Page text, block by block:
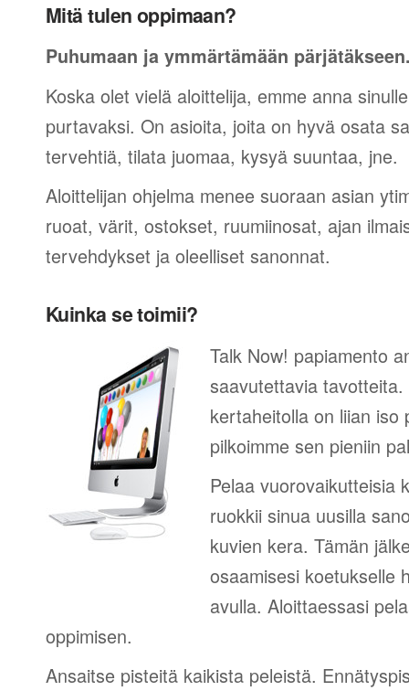
Mitä tulen oppimaan?
Puhumaan ja ymmärtämään
Koska olet vielä aloittelija, emme anna
purtavaksi. On asioita, joita on hyvä osata
tervehtiä, tilata juomaa, kysyä suuntaa, jne.
Aloittelijan ohjelma menee suoraan asian
ruoat, värit, ostokset, ruumiinosat, ajan
tervehdykset ja oleelliset sanonnat.
Kuinka se toimii?
Talk Now! papiamento
saavutettavia
kertaheitolla on liian
pilkoimme sen pieniin
Pelaa vuorovaikutteisia
ruokkii sinua uusilla
kuvien kera. Tämän
osaamisesi koetukselle
avulla. Aloittaessasi
oppimisen.
Ansaitse pisteitä kaikista peleistä.